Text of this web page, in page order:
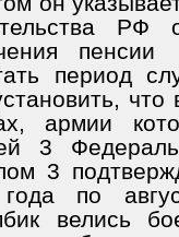
пенсии
период
армии
3
3
по
велись